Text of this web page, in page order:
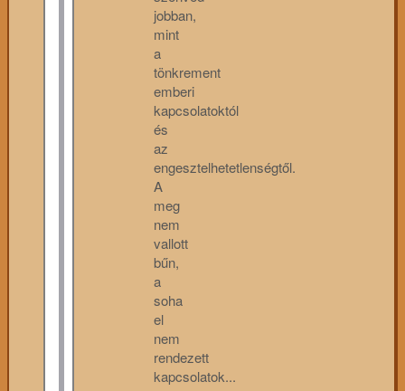
jobban,
mint
a
tönkrement
emberi
kapcsolatoktól
és
az
engesztelhetetlenségtől.
A
meg
nem
vallott
bűn,
a
soha
el
nem
rendezett
kapcsolatok...